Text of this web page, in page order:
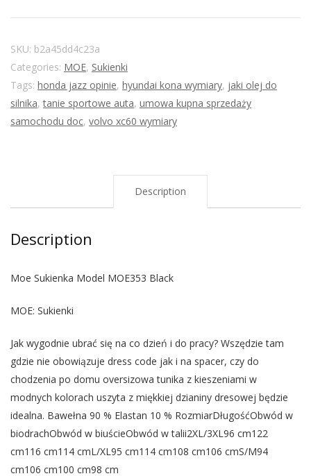
SKU: b2a45dd4c23a
Categories: MOE, Sukienki
Tags: honda jazz opinie, hyundai kona wymiary, jaki olej do
silnika,tanie sportowe auta, umowa kupna sprzedaży
samochodu doc, volvo xc60 wymiary
Description
Description
Moe Sukienka Model MOE353 Black
MOE: Sukienki
Jak wygodnie ubrać się na co dzień i do pracy? Wszędzie tam
gdzie nie obowiązuje dress code jak i na spacer, czy do
chodzenia po domu oversizowa tunika z kieszeniami w
modnych kolorach uszyta z miękkiej dzianiny dresowej będzie
idealna. Bawełna 90 % Elastan 10 % RozmiarDługośćObwód w
biodrachObwód w biuścieObwód w talii2XL/3XL96 cm122
cm116 cm114 cmL/XL95 cm114 cm108 cm106 cmS/M94
cm106 cm100 cm98 cm